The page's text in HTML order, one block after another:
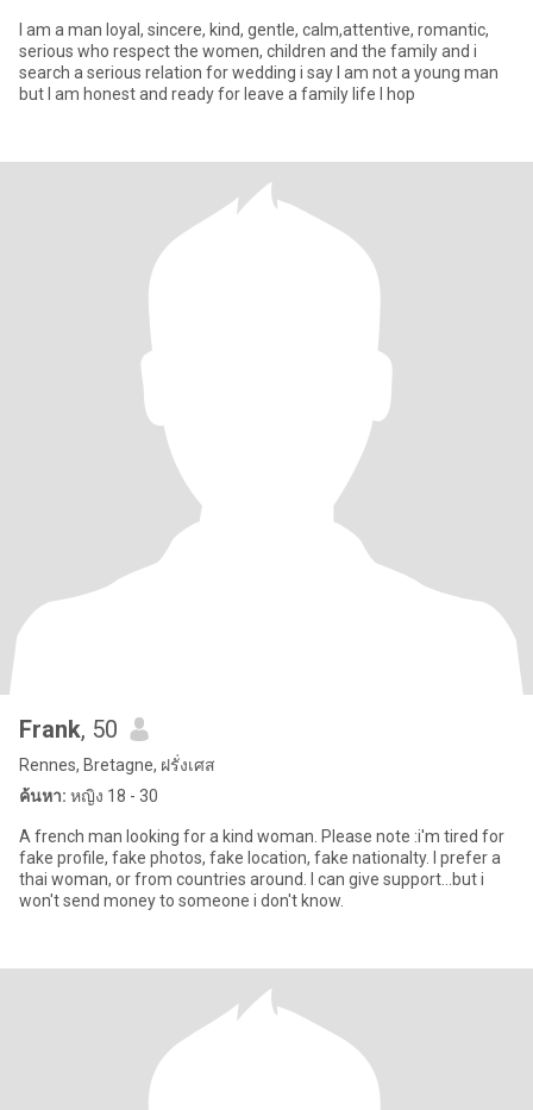
I am a man loyal, sincere, kind, gentle, calm,attentive, romantic,
serious who respect the women, children and the family and i
search a serious relation for wedding i say I am not a young man
but I am honest and ready for leave a family life I hop
Frank, 50
Rennes, Bretagne, ฝรั่งเศส
ค้นหา: หญิง 18 - 30
A french man looking for a kind woman. Please note :i'm tired for
fake profile, fake photos, fake location, fake nationalty. I prefer a
thai woman, or from countries around. I can give support...but i
won't send money to someone i don't know.